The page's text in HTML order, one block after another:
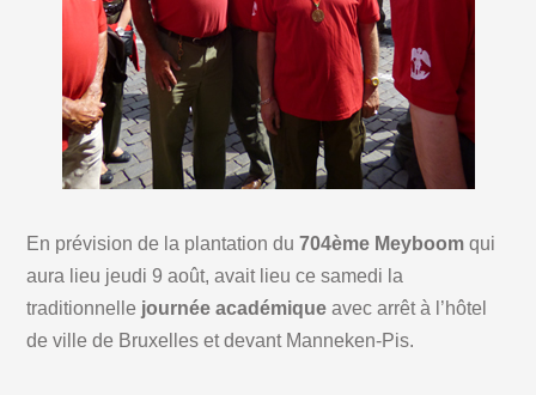
En prévision de la plantation du704ème Meyboom qui
aura lieu jeudi 9 août, avait lieu ce samedi la
traditionnelle journée académique avec arrêt à l’hôtel
de ville de Bruxelles et devant Manneken-Pis.